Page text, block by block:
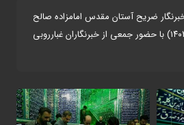
ضریح آستان مقدس امامزاده صالح
(ع) صبح شنبه (۲۱ مرداد ۱۴۰۲) با حضور جمعی از خبرنگاران غبارروبی